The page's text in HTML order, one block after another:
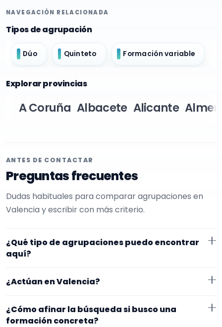
NAVEGACIÓN RELACIONADA
Tipos de agrupación
Dúo Quinteto Formación variable
Explorar provincias
A Coruña Albacete Alicante
ANTES DE CONTACTAR
Preguntas frecuentes
Dudas habituales para comparar agrupaciones en
Valencia y escribir con más criterio.
¿Qué tipo de agrupaciones puedo encontrar
aquí?
Conviene comparar repertorio, tamaño de la
¿Actúan en Valencia?
trabajan en Valencia. Algunos son de la zona y otros
¿Cómo afinar la búsqueda si busco una
formación concreta?